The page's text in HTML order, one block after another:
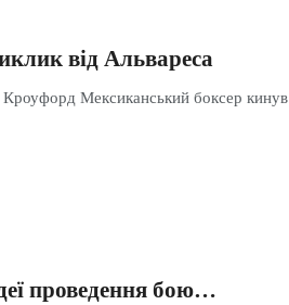
від Альвареса
Мексиканський боксер кинув
проведення бою…